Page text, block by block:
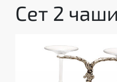
Сет 2